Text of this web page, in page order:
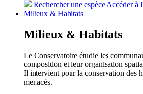
Rechercher une espèce Accéder à
Milieux & Habitats
Milieux & Habitats
Le Conservatoire étudie les
composition et leur organisation
Il intervient pour la conservation des
menacés.